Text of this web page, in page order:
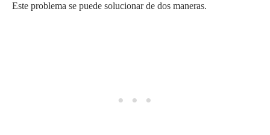
Este problema se puede solucionar de dos maneras.